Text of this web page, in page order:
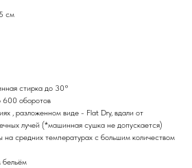
см
стирка до 30°
600 оборотов
, разложенном виде - Flat Dry, вдали от
лучей (*машинная сушка не допускается)
на средних температурах с большим количеством
бельём